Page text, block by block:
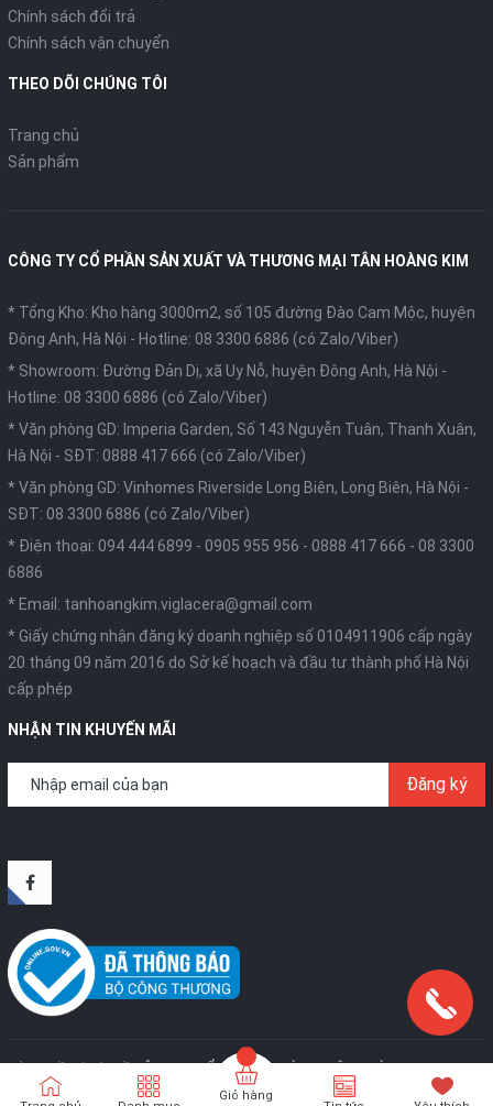
Chính sách đổi trả
Chính sách vận chuyển
THEO DÕI CHÚNG TÔI
Trang chủ
Sản phẩm
CÔNG TY CỔ PHẦN SẢN XUẤT VÀ THƯƠNG MẠI TÂN HOÀNG KIM
* Tổng Kho: Kho hàng 3000m2, số 105 đường Đào Cam Mộc, huyện
Đông Anh, Hà Nội - Hotline: 08 3300 6886 (có Zalo/Viber)
* Showroom: Đường Đản Dị, xã Uy Nỗ, huyện Đông Anh, Hà Nội -
Hotline: 08 3300 6886 (có Zalo/Viber)
* Văn phòng GD: Imperia Garden, Số 143 Nguyễn Tuân, Thanh Xuân,
Hà Nội - SĐT: 0888 417 666 (có Zalo/Viber)
* Văn phòng GD: Vinhomes Riverside Long Biên, Long Biên, Hà Nội -
SĐT: 08 3300 6886 (có Zalo/Viber)
* Điện thoại: 094 444 6899 - 0905 955 956 - 0888 417 666 - 08 3300
6886
* Email: tanhoangkim.viglacera@gmail.com
* Giấy chứng nhận đăng ký doanh nghiệp số 0104911906 cấp ngày
20 tháng 09 năm 2016 do Sở kế hoạch và đầu tư thành phố Hà Nội
cấp phép
NHẬN TIN KHUYẾN MÃI
Đăng ký
Bản quyền thuộc vềCÔNG TY CỔ PHẦN SX VÀ TM TÂN HOÀNG KIM.Cung
cấp bởi
Giỏ hàng